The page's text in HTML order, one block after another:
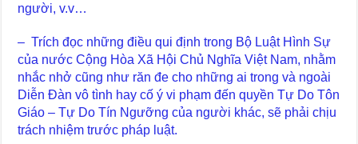
người, v.v…
– Trích đọc những điều qui định trong Bộ Luật Hình Sự
của nước Cộng Hòa Xã Hội Chủ Nghĩa Việt Nam, nhằm
nhắc nhở cũng như răn đe cho những ai trong và ngoài
Diễn Đàn vô tình hay cố ý vi phạm đến quyền Tự Do Tôn
Giáo – Tự Do Tín Ngưỡng của người khác, sẽ phải chịu
trách nhiệm trước pháp luật.